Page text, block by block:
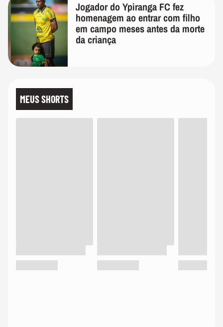
Jogador do Ypiranga FC fez
homenagem ao entrar com filho
em campo meses antes da morte
da criança
MEUS SHORTS